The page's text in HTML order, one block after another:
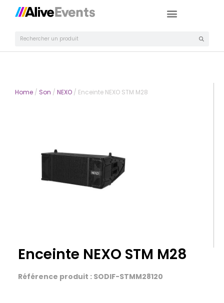
Home / Son / NEXO / Enceinte NEXO STM M28
Enceinte NEXO STM M28
Référence produit : SODIF-STMM28120